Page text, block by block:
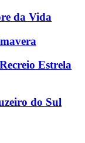
da Vida
Estrela
do Sul